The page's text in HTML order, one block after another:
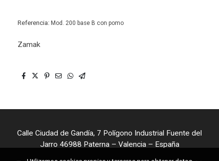
Referencia: Mod. 200 base B con pomo
Zamak
Calle Ciudad de Gandía, 7 Polígono Industrial Fuente del
Jarro 46988 Paterna – Valencia – España